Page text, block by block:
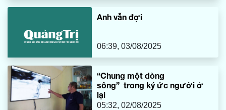
Anh vẫn đợi
06:39, 03/08/2025
“Chung một dòng
sông” trong ký ức người ở
lại
05:32, 02/08/2025